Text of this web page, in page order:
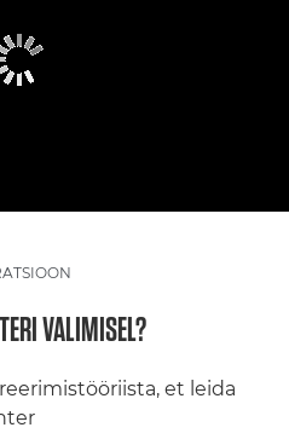
VALIMISEL?
et leida